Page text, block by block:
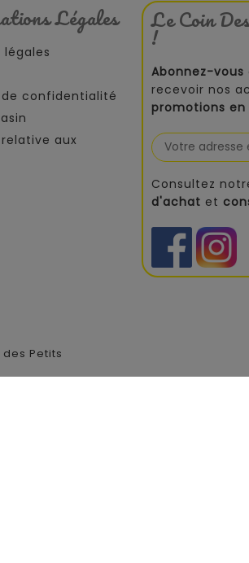
Légales
légales
confidentialité
aux
Le Coin
!
Abonnez-vous
recevoir nos
promotions
Consultez
d'achat et
des Petits